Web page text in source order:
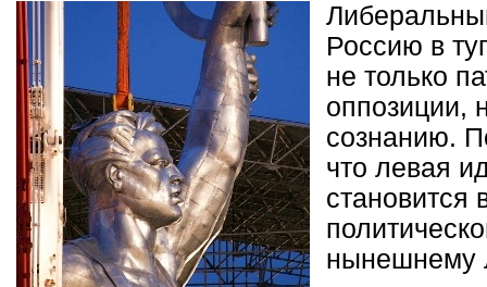
Россию в
не только
оппозиции,
сознанию.
что левая
становится
нынешнему